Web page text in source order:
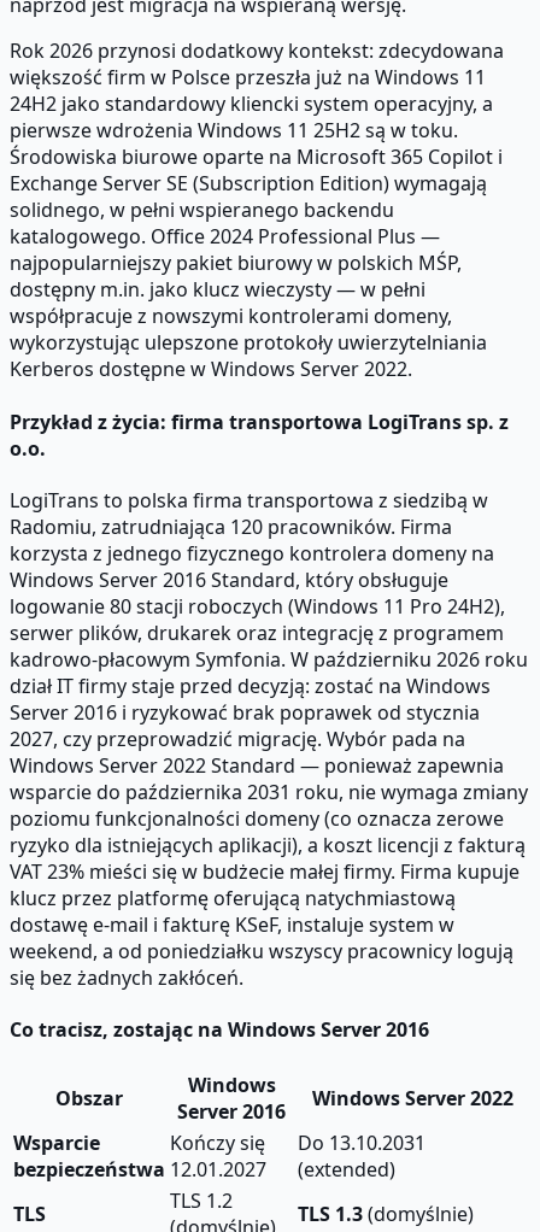
Rok 2026 przynosi dodatkowy kontekst: zdecydowana
większość firm w Polsce przeszła już na Windows 11
24H2 jako standardowy kliencki system operacyjny, a
pierwsze wdrożenia Windows 11 25H2 są w toku.
Środowiska biurowe oparte na Microsoft 365 Copilot i
Exchange Server SE (Subscription Edition) wymagają
solidnego, w pełni wspieranego backendu
katalogowego. Office 2024 Professional Plus —
najpopularniejszy pakiet biurowy w polskich MŚP,
dostępny m.in. jako klucz wieczysty — w pełni
współpracuje z nowszymi kontrolerami domeny,
wykorzystując ulepszone protokoły uwierzytelniania
Kerberos dostępne w Windows Server 2022.
Przykład z życia: firma transportowa LogiTrans sp. z
o.o.
LogiTrans to polska firma transportowa z siedzibą w
Radomiu, zatrudniająca 120 pracowników. Firma
korzysta z jednego fizycznego kontrolera domeny na
Windows Server 2016 Standard, który obsługuje
logowanie 80 stacji roboczych (Windows 11 Pro 24H2),
serwer plików, drukarek oraz integrację z programem
kadrowo-płacowym Symfonia. W październiku 2026 roku
dział IT firmy staje przed decyzją: zostać na Windows
Server 2016 i ryzykować brak poprawek od stycznia
2027, czy przeprowadzić migrację. Wybór pada na
Windows Server 2022 Standard — ponieważ zapewnia
wsparcie do października 2031 roku, nie wymaga zmiany
poziomu funkcjonalności domeny (co oznacza zerowe
ryzyko dla istniejących aplikacji), a koszt licencji z fakturą
VAT 23% mieści się w budżecie małej firmy. Firma kupuje
klucz przez platformę oferującą natychmiastową
dostawę e-mail i fakturę KSeF, instaluje system w
weekend, a od poniedziałku wszyscy pracownicy logują
się bez żadnych zakłóceń.
Co tracisz, zostając na Windows Server 2016
Obszar
Windows
Server 2016
Windows Server 2022
Wsparcie
bezpieczeństwa
Kończy się
12.01.2027
Do 13.10.2031
(extended)
TLS
TLS 1.2
TLS 1.3(domyślnie)